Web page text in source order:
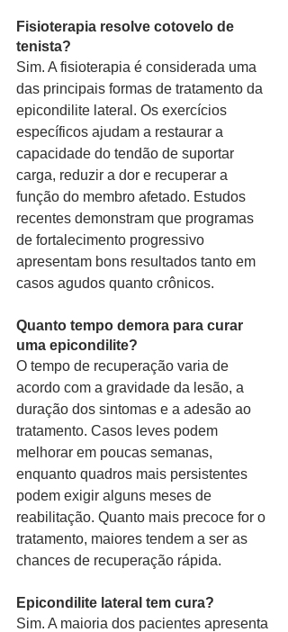
Fisioterapia resolve cotovelo de
tenista?
Sim. A fisioterapia é considerada uma
das principais formas de tratamento da
epicondilite lateral. Os exercícios
específicos ajudam a restaurar a
capacidade do tendão de suportar
carga, reduzir a dor e recuperar a
função do membro afetado. Estudos
recentes demonstram que programas
de fortalecimento progressivo
apresentam bons resultados tanto em
casos agudos quanto crônicos.
Quanto tempo demora para curar
uma epicondilite?
O tempo de recuperação varia de
acordo com a gravidade da lesão, a
duração dos sintomas e a adesão ao
tratamento. Casos leves podem
melhorar em poucas semanas,
enquanto quadros mais persistentes
podem exigir alguns meses de
reabilitação. Quanto mais precoce for o
tratamento, maiores tendem a ser as
chances de recuperação rápida.
Epicondilite lateral tem cura?
Sim. A maioria dos pacientes apresenta